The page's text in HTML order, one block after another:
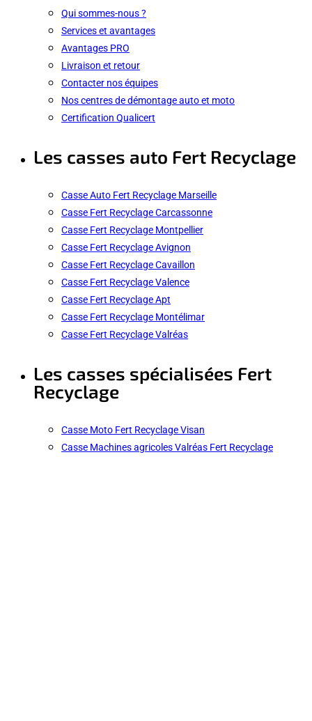
Qui sommes-nous ?
Services et avantages
Avantages PRO
Livraison et retour
Contacter nos équipes
Nos centres de démontage auto et moto
Certification Qualicert
Les casses auto Fert Recyclage
Casse Auto Fert Recyclage Marseille
Casse Fert Recyclage Carcassonne
Casse Fert Recyclage Montpellier
Casse Fert Recyclage Avignon
Casse Fert Recyclage Cavaillon
Casse Fert Recyclage Valence
Casse Fert Recyclage Apt
Casse Fert Recyclage Montélimar
Casse Fert Recyclage Valréas
Les casses spécialisées Fert
Recyclage
Casse Moto Fert Recyclage Visan
Casse Machines agricoles Valréas Fert Recyclage